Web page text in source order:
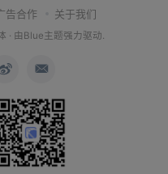
告合作 关于我们
· 由 Blue主题强力驱动.